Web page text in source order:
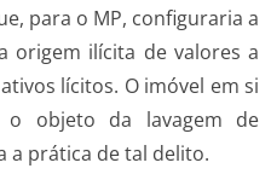
para o MP, configuraria a
origem ilícita de valores a
lícitos. O imóvel em si
o objeto da lavagem de
a prática de tal delito.